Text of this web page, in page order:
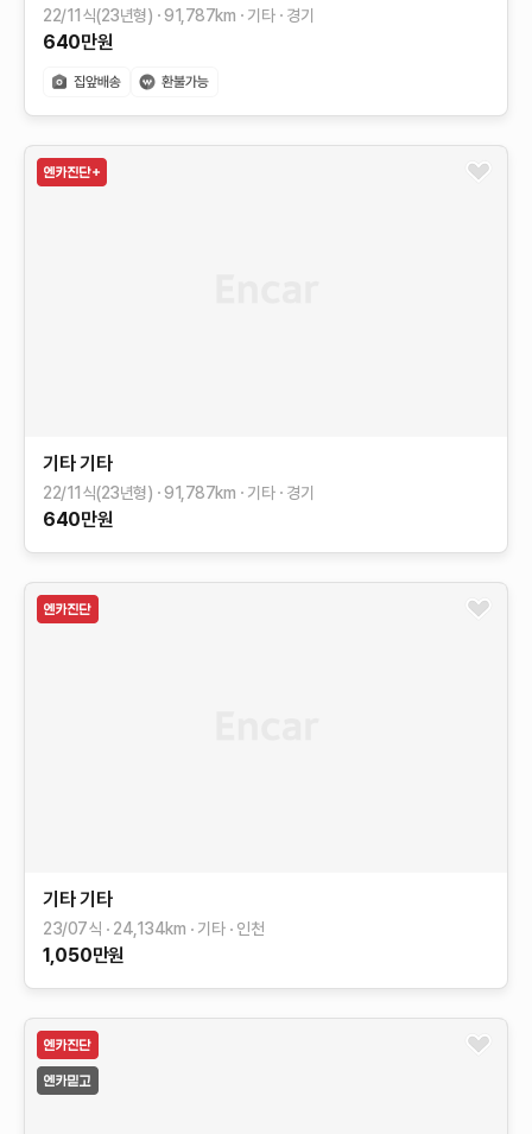
22/11식(23년형) 91,787km 기타 경기
640만원
기타기타
22/11식(23년형) 91,787km 기타 경기
640만원
기타기타
23/07식 24,134km 기타 인천
1,050만원